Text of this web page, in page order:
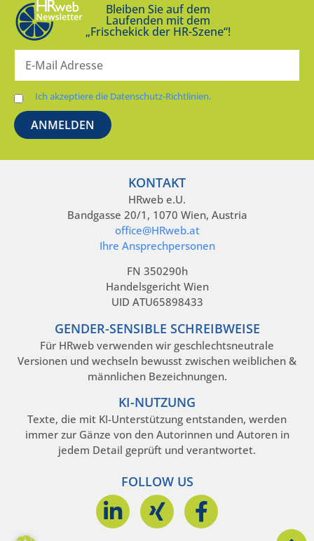
Bleiben Sie auf dem
Laufenden mit dem
„Frischekick der HR-Szene“!
Ich akzeptiere die Datenschutz-Richtlinien.
KONTAKT
HRweb e.U.
Bandgasse 20/1, 1070 Wien, Austria
office@HRweb.at
Ihre Ansprechpersonen
FN 350290h
Handelsgericht Wien
UID ATU65898433
GENDER-SENSIBLE SCHREIBWEISE
Für HRweb verwenden wir geschlechtsneutrale
Versionen und wechseln bewusst zwischen weiblichen &
männlichen Bezeichnungen.
KI-NUTZUNG
Texte, die mit KI-Unterstützung entstanden, werden
immer zur Gänze von den Autorinnen und Autoren in
jedem Detail geprüft und verantwortet.
FOLLOW US